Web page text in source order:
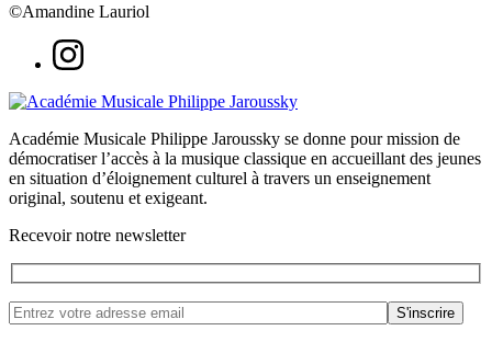
©Amandine Lauriol
Académie Musicale Philippe Jaroussky se donne pour mission de
démocratiser l’accès à la musique classique en accueillant des jeunes
en situation d’éloignement culturel à travers un enseignement
original, soutenu et exigeant.
Recevoir notre newsletter